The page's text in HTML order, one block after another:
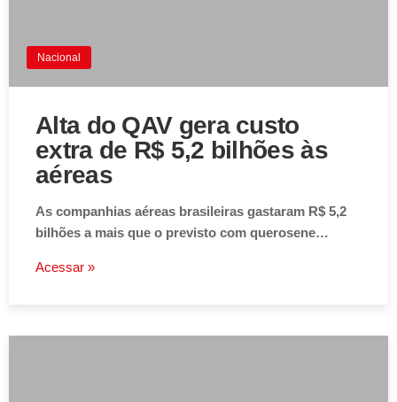
Nacional
Alta do QAV gera custo
extra de R$ 5,2 bilhões às
aéreas
As companhias aéreas brasileiras gastaram R$ 5,2
bilhões a mais que o previsto com querosene…
Acessar »